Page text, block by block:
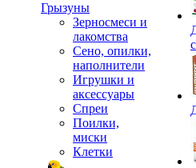
Грызуны
Зерносмеси и
лакомства
Сено, опилки,
наполнители
Игрушки и
аксессуары
Спреи
Поилки,
миски
Клетки